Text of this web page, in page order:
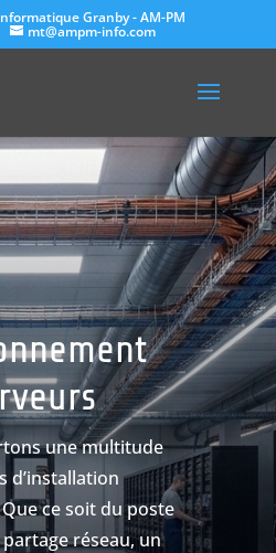
Granby - AM-PM
mt@ampm-info.com
une multitude
d’installation
ce soit du poste
réseau, un